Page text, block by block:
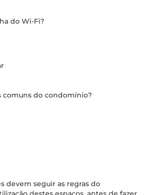
do Wi-Fi?
comuns do condomínio?
devem seguir as regras do